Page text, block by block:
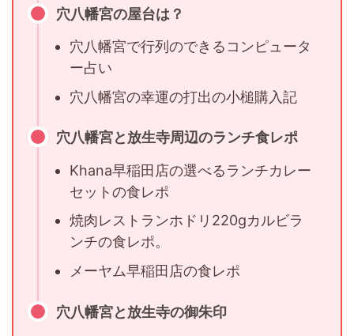
穴八幡宮の屋台は？
穴八幡宮で行列のできるコンピュータ
ー占い
穴八幡宮の幸運の打出の小槌購入記
穴八幡宮と放生寺周辺のランチ食レポ
Khana早稲田店の選べるランチカレー
セットの食レポ
焼肉レストランホドリ220gカルビラ
ンチの食レポ。
メーヤム早稲田店の食レポ
穴八幡宮と放生寺の御朱印